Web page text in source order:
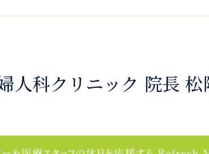
人科クリニック 院長